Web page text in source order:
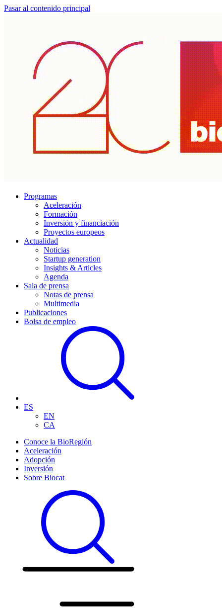
Pasar al contenido principal
Programas
Aceleración
Formación
Inversión y financiación
Proyectos europeos
Actualidad
Noticias
Startup generation
Insights & Articles
Agenda
Sala de prensa
Notas de prensa
Multimedia
Publicaciones
Bolsa de empleo
ES
EN
CA
Conoce la BioRegión
Aceleración
Adopción
Inversión
Sobre Biocat